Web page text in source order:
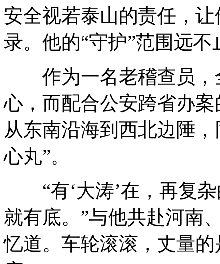
安全视若泰山的责任，
录。他的“守护”范围远不
作为一名老稽查员，
心，而配合公安跨省办
从东南沿海到西北边陲
心丸”。
“有‘大涛’在，再复杂
就有底。”与他共赴河南
忆道。车轮滚滚，丈量